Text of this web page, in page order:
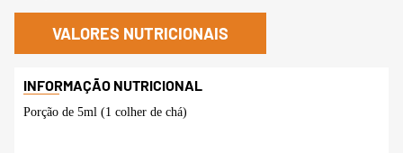
VALORES NUTRICIONAIS
Porção de 5ml (1 colher de chá)